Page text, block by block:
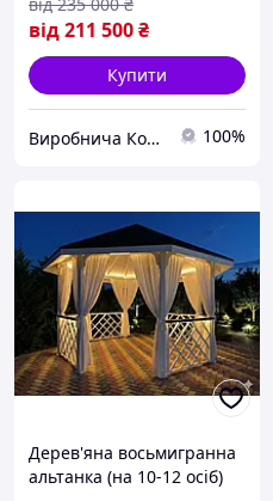
від211 500₴
Купити
Виробнича Компанія "lnk-leader" 100%
Дерев'яна восьмигранна
альтанка (на 10-12 осіб)